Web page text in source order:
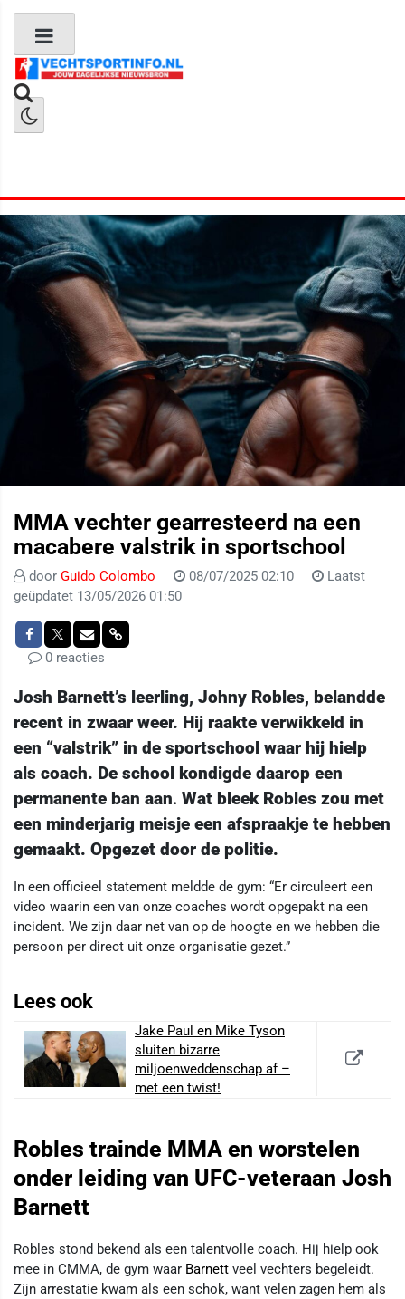
MMA vechter gearresteerd na een
macabere valstrik in sportschool
door Guido Colombo 08/07/2025 02:10
Laatst
geüpdatet 13/05/2026 01:50
0 reacties
Josh Barnett’s leerling, Johny Robles, belandde
recent in zwaar weer. Hij raakte verwikkeld in
een “valstrik” in de sportschool waar hij hielp
als coach. De school kondigde daarop een
permanente ban aan. Wat bleek Robles zou met
een minderjarig meisje een afspraakje te hebben
gemaakt. Opgezet door de politie.
In een officieel statement meldde de gym: “Er circuleert een
video waarin een van onze coaches wordt opgepakt na een
incident. We zijn daar net van op de hoogte en we hebben die
persoon per direct uit onze organisatie gezet.”
Lees ook
Jake Paul en Mike Tyson
sluiten bizarre
miljoenweddenschap af –
met een twist!
Robles trainde MMA en worstelen
onder leiding van UFC-veteraan Josh
Barnett
Robles stond bekend als een talentvolle coach. Hij hielp ook
mee in CMMA, de gym waar Barnett veel vechters begeleidt.
Zijn arrestatie kwam als een schok, want velen zagen hem als